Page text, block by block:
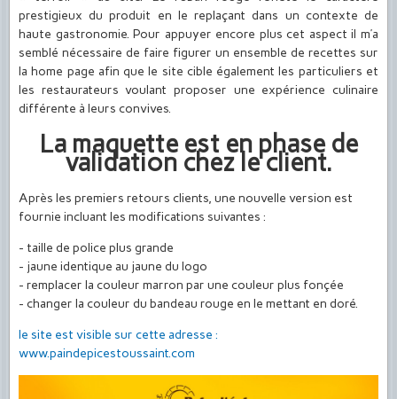
prestigieux du produit en le replaçant dans un contexte de
haute gastronomie. Pour appuyer encore plus cet aspect il m’a
semblé nécessaire de faire figurer un ensemble de recettes sur
la home page afin que le site cible également les particuliers et
les restaurateurs voulant proposer une expérience culinaire
différente à leurs convives.
La maquette est en phase de
validation chez le client.
Après les premiers retours clients, une nouvelle version est
fournie incluant les modifications suivantes :
- taille de police plus grande
- jaune identique au jaune du logo
- remplacer la couleur marron par une couleur plus fonçée
- changer la couleur du bandeau rouge en le mettant en doré.
le site est visible sur cette adresse :
www.paindepicestoussaint.com